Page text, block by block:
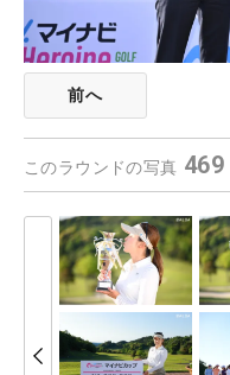
前へ
このラウンドの写真 469